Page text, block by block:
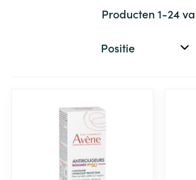
Producten1-24
Sorteer op: